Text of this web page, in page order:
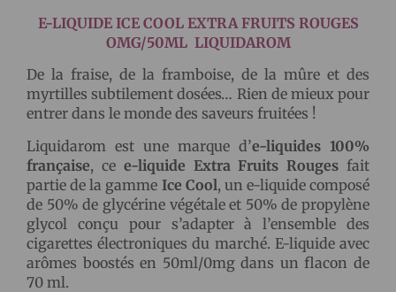
E-LIQUIDE ICE COOL EXTRA FRUITS ROUGES
OMG/50ML LIQUIDAROM
De la fraise, de la framboise, de la mûre et des
myrtilles subtilement dosées… Rien de mieux pour
entrer dans le monde des saveurs fruitées !
Liquidarom est une marque d’e-liquides 100%
française, ce e-liquide Extra Fruits Rouges fait
partie de la gamme Ice Cool, un e-liquide composé
de 50% de glycérine végétale et 50% de propylène
glycol conçu pour s’adapter à l’ensemble des
cigarettes électroniques du marché. E-liquide avec
arômes boostés en 50ml/0mg dans un flacon de
70 ml.